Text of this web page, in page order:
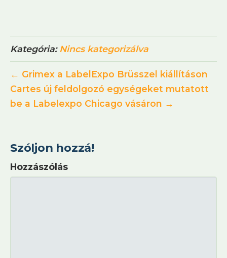
Kategória:Nincs kategorizálva
← Grimex a LabelExpo Brüsszel kiállításon
Cartes új feldolgozó egységeket mutatott
be a Labelexpo Chicago vásáron →
Szóljon hozzá!
Hozzászólás